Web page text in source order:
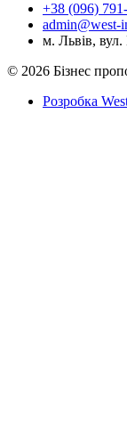
+38 (096)
admin@west-
м. Львів,
© 2026 Бізнес
Розробка